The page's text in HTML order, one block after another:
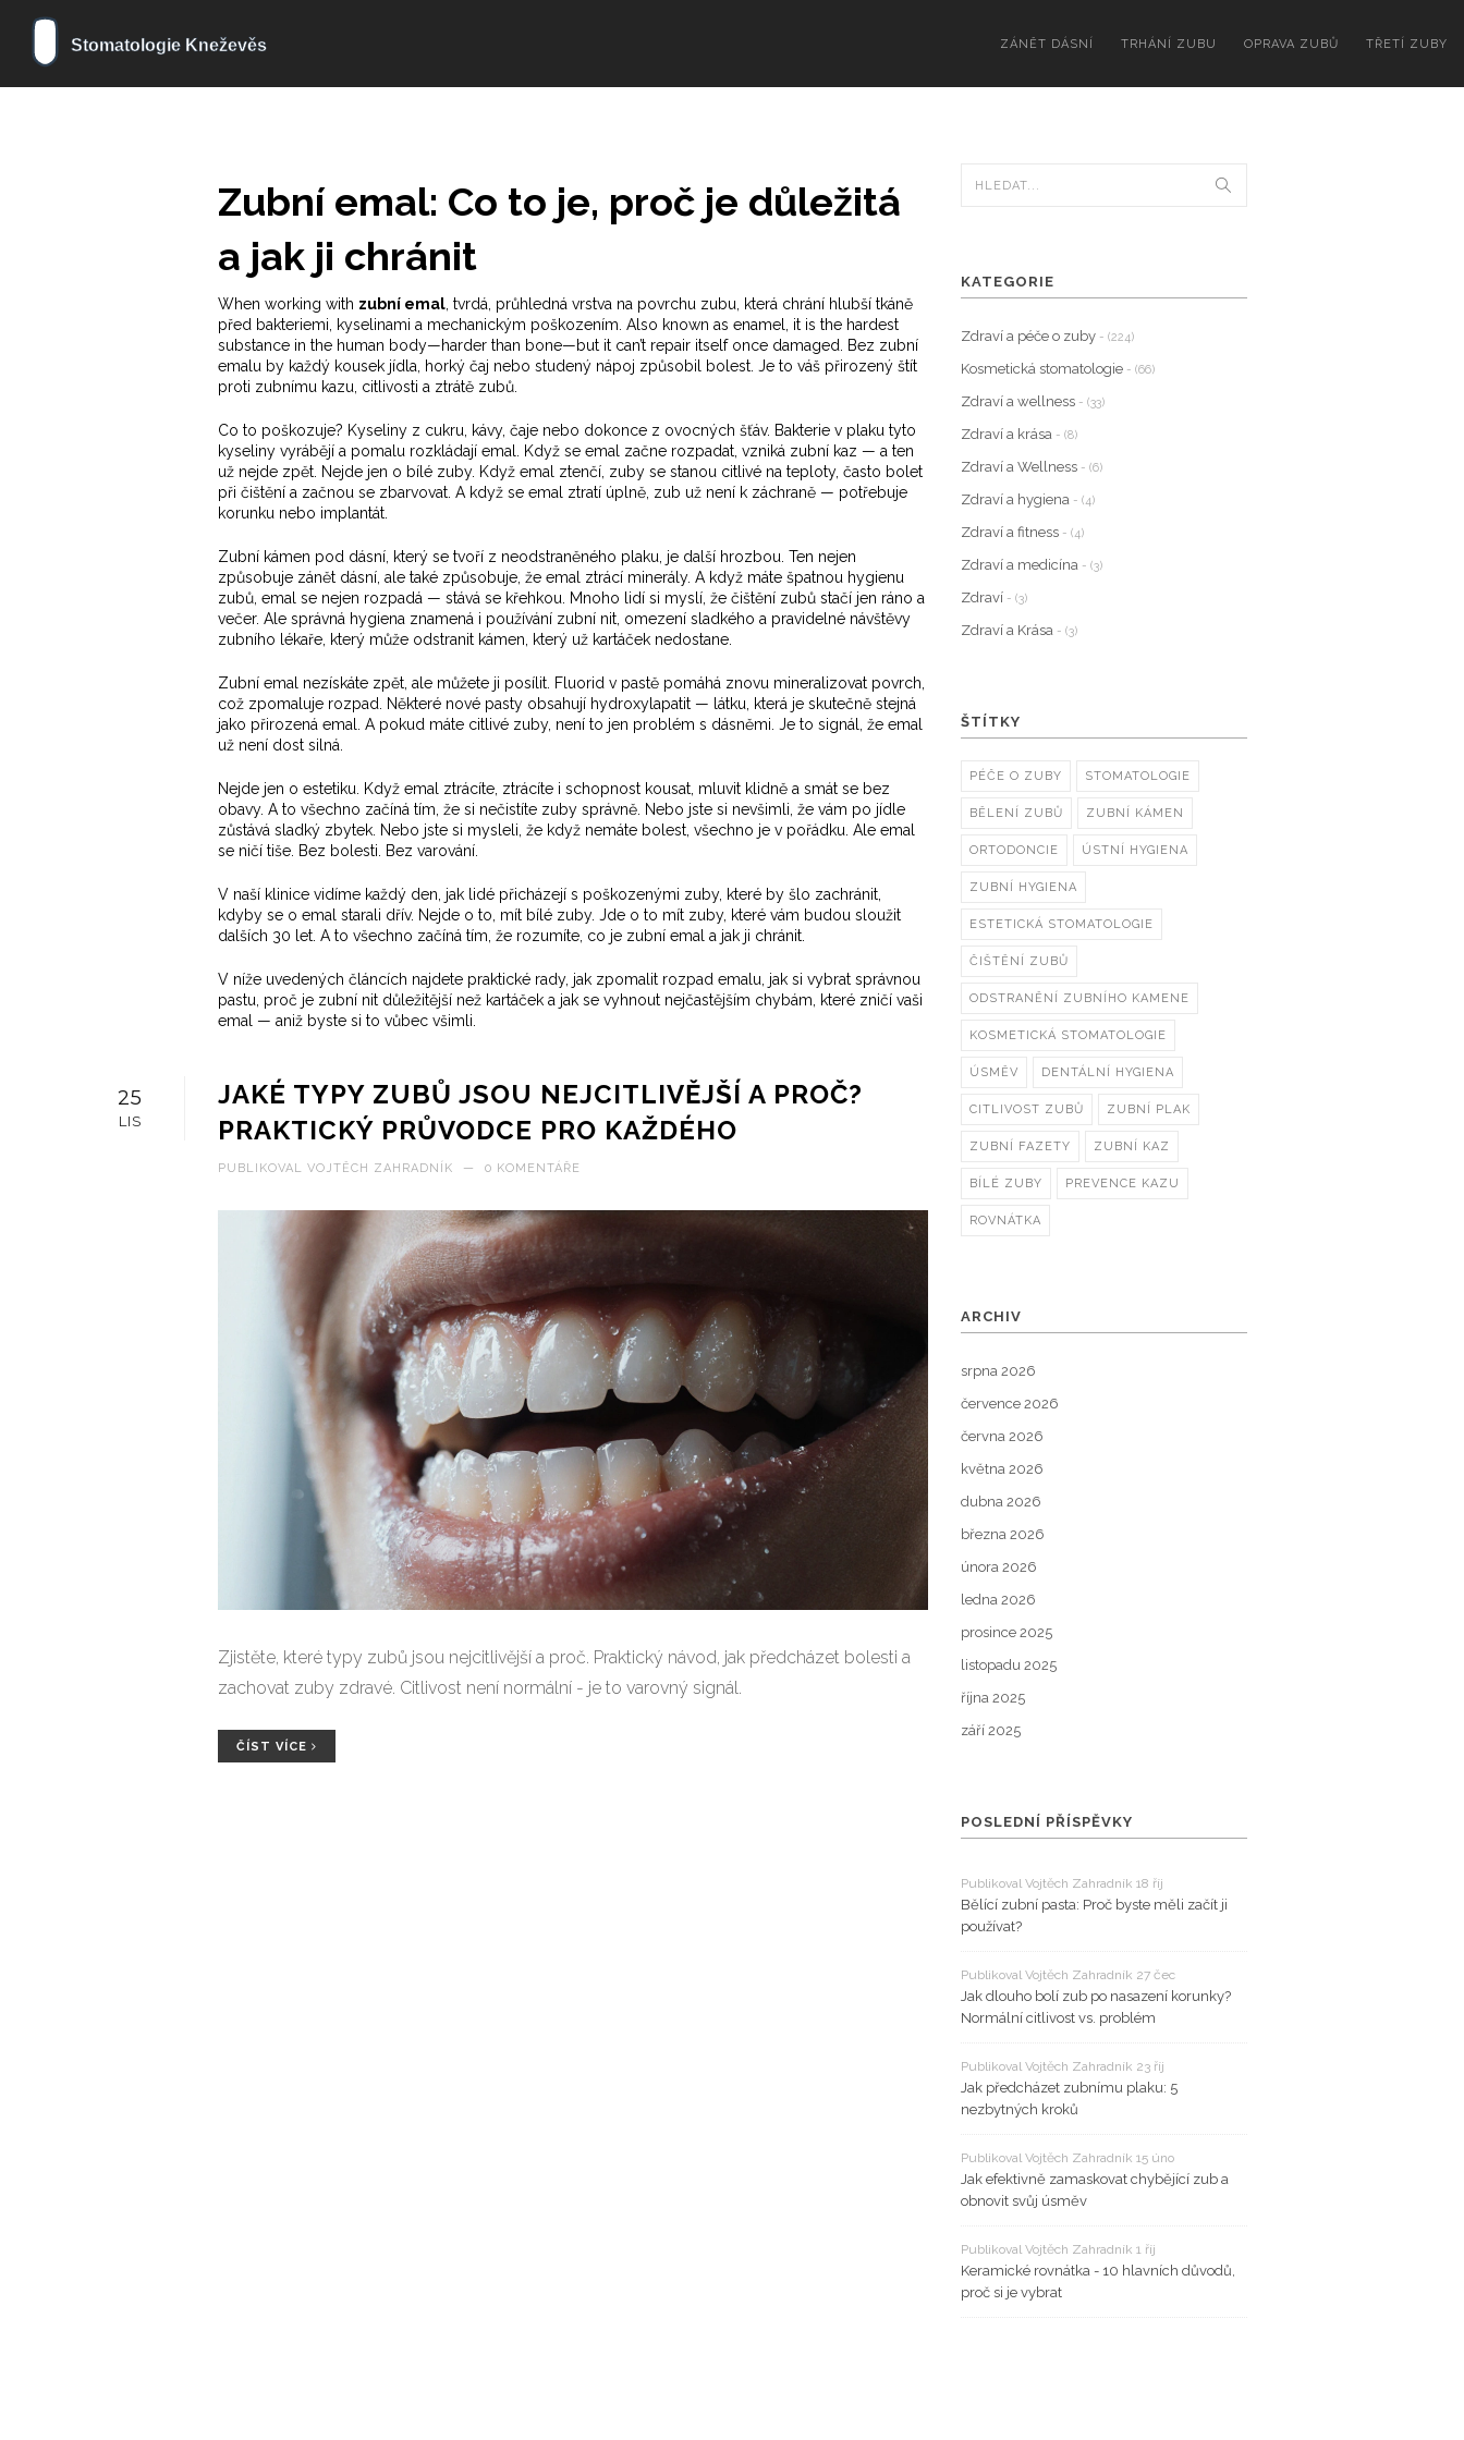
ZÁNĚT DÁSNÍ TRHÁNÍ ZUBU OPRAVA ZUBŮ TŘETÍ ZUBY
Zubní emal: Co to je, proč je důležitá
a jak ji chránit
When working with zubní emal, tvrdá, průhledná vrstva na povrchu zubu, která chrání hlubší tkáně
před bakteriemi, kyselinami a mechanickým poškozením . Also known as enamel
, it is the hardest
substance in the human body—harder than bone—but it can’t repair itself once damaged.
Bez zubní
emalu by každý kousek jídla, horký čaj nebo studený nápoj způsobil bolest. Je to váš přirozený štít
proti zubnímu kazu, citlivosti a ztrátě zubů.
Co to poškozuje? Kyseliny z cukru, kávy, čaje nebo dokonce z ovocných šťáv. Bakterie v plaku tyto
kyseliny vyrábějí a pomalu rozkládají emal. Když se emal začne rozpadat, vzniká zubní kaz — a ten
už nejde zpět. Nejde jen o bílé zuby. Když emal ztenčí, zuby se stanou citlivé na teploty, často bolet
při čištění a začnou se zbarvovat. A když se emal ztratí úplně, zub už není k záchraně — potřebuje
korunku nebo implantát.
Zubní kámen pod dásní, který se tvoří z neodstraněného plaku, je další hrozbou. Ten nejen
způsobuje zánět dásní, ale také způsobuje, že emal ztrácí minerály. A když máte špatnou hygienu
zubů, emal se nejen rozpadá — stává se křehkou. Mnoho lidí si myslí, že čištění zubů stačí jen ráno a
večer. Ale správná hygiena znamená i používání zubní nit, omezení sladkého a pravidelné návštěvy
zubního lékaře, který může odstranit kámen, který už kartáček nedostane.
Zubní emal nezískáte zpět, ale můžete ji posílit. Fluorid v pastě pomáhá znovu mineralizovat povrch,
což zpomaluje rozpad. Některé nové pasty obsahují hydroxylapatit — látku, která je skutečně stejná
jako přirozená emal. A pokud máte citlivé zuby, není to jen problém s dásněmi. Je to signál, že emal
už není dost silná.
Nejde jen o estetiku. Když emal ztrácíte, ztrácíte i schopnost kousat, mluvit klidně a smát se bez
obavy. A to všechno začíná tím, že si nečistíte zuby správně. Nebo jste si nevšimli, že vám po jídle
zůstává sladký zbytek. Nebo jste si mysleli, že když nemáte bolest, všechno je v pořádku. Ale emal
se ničí tiše. Bez bolesti. Bez varování.
V naší klinice vidíme každý den, jak lidé přicházejí s poškozenými zuby, které by šlo zachránit,
kdyby se o emal starali dřív. Nejde o to, mít bílé zuby. Jde o to mít zuby, které vám budou sloužit
dalších 30 let. A to všechno začíná tím, že rozumíte, co je zubní emal a jak ji chránit.
V níže uvedených článcích najdete praktické rady, jak zpomalit rozpad emalu, jak si vybrat správnou
pastu, proč je zubní nit důležitější než kartáček a jak se vyhnout nejčastějším chybám, které zničí vaši
emal — aniž byste si to vůbec všimli.
25
LIS
JAKÉ TYPY ZUBŮ JSOU NEJCITLIVĚJŠÍ A PROČ?
PRAKTICKÝ PRŮVODCE PRO KAŽDÉHO
PUBLIKOVAL VOJTĚCH ZAHRADNÍK — 0 KOMENTÁŘE
Zjistěte, které typy zubů jsou nejcitlivější a proč. Praktický návod, jak předcházet bolesti a
zachovat zuby zdravé. Citlivost není normální - je to varovný signál.
ČÍST VÍCE
KATEGORIE
Zdraví a péče o zuby - (224)
Kosmetická stomatologie - (66)
Zdraví a wellness - (33)
Zdraví a krása - (8)
Zdraví a Wellness - (6)
Zdraví a hygiena - (4)
Zdraví a fitness - (4)
Zdraví a medicína - (3)
Zdraví - (3)
Zdraví a Krása - (3)
ŠTÍTKY
PÉČE O ZUBY STOMATOLOGIE
BĚLENÍ ZUBŮ ZUBNÍ KÁMEN
ORTODONCIE ÚSTNÍ HYGIENA
ZUBNÍ HYGIENA
ESTETICKÁ STOMATOLOGIE
ČIŠTĚNÍ ZUBŮ
ODSTRANĚNÍ ZUBNÍHO KAMENE
KOSMETICKÁ STOMATOLOGIE
ÚSMĚV DENTÁLNÍ HYGIENA
CITLIVOST ZUBŮ ZUBNÍ PLAK
ZUBNÍ FAZETY ZUBNÍ KAZ
BÍLÉ ZUBY PREVENCE KAZU
ROVNÁTKA
ARCHIV
srpna 2026
července 2026
června 2026
května 2026
dubna 2026
března 2026
února 2026
ledna 2026
prosince 2025
listopadu 2025
října 2025
září 2025
POSLEDNÍ PŘÍSPĚVKY
Publikoval Vojtěch Zahradník 18 říj
Bělící zubní pasta: Proč byste měli začít ji
používat?
Publikoval Vojtěch Zahradník 27 čec
Jak dlouho bolí zub po nasazení korunky?
Normální citlivost vs. problém
Publikoval Vojtěch Zahradník 23 říj
Jak předcházet zubnímu plaku: 5
nezbytných kroků
Publikoval Vojtěch Zahradník 15 úno
Jak efektivně zamaskovat chybějící zub a
obnovit svůj úsměv
Publikoval Vojtěch Zahradník 1 říj
Keramické rovnátka - 10 hlavních důvodů,
proč si je vybrat